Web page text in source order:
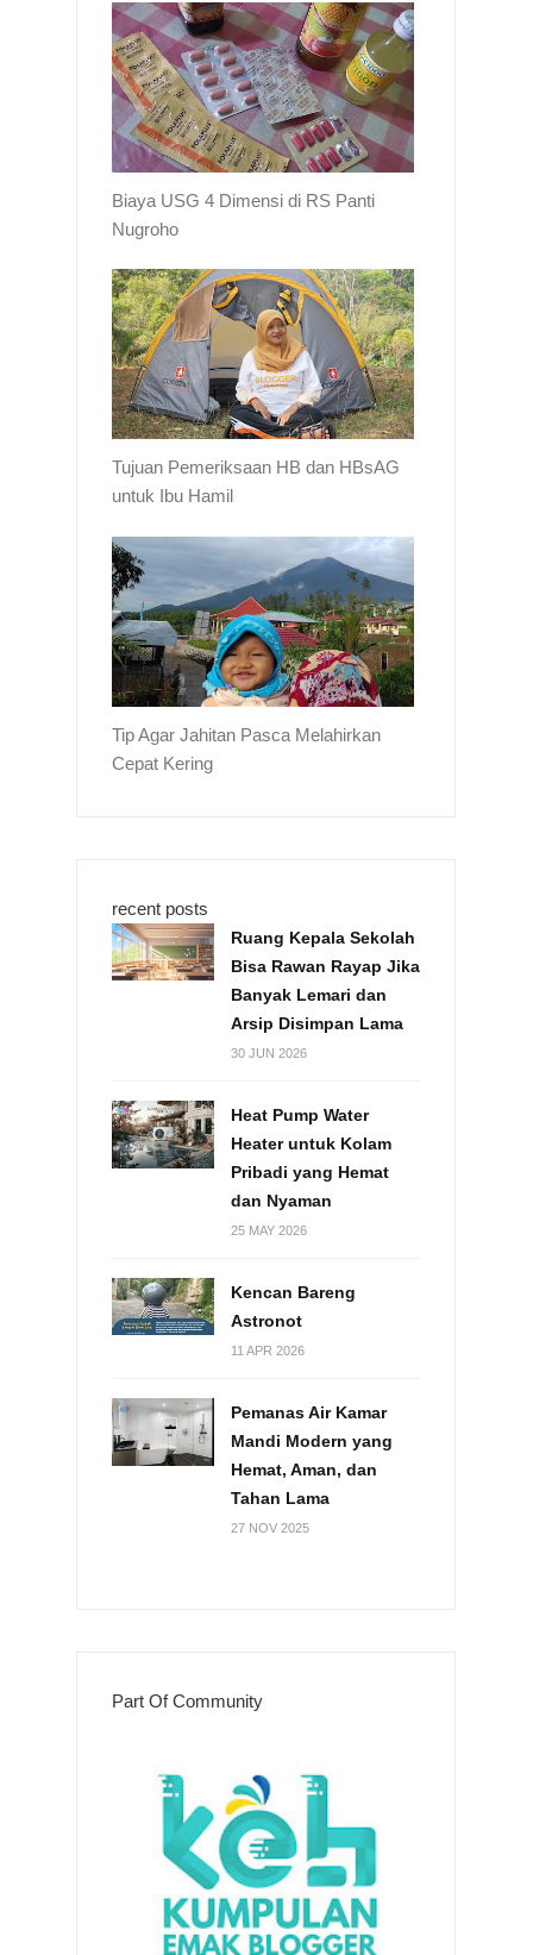
Biaya USG 4 Dimensi di RS Panti
Nugroho
Tujuan Pemeriksaan HB dan HBsAG
untuk Ibu Hamil
Tip Agar Jahitan Pasca Melahirkan
Cepat Kering
recent posts
Ruang Kepala Sekolah
Bisa Rawan Rayap Jika
Banyak Lemari dan
Arsip Disimpan Lama
30 JUN 2026
Heat Pump Water
Heater untuk Kolam
Pribadi yang Hemat
dan Nyaman
25 MAY 2026
Kencan Bareng
Astronot
11 APR 2026
Pemanas Air Kamar
Mandi Modern yang
Hemat, Aman, dan
Tahan Lama
27 NOV 2025
Part Of Community